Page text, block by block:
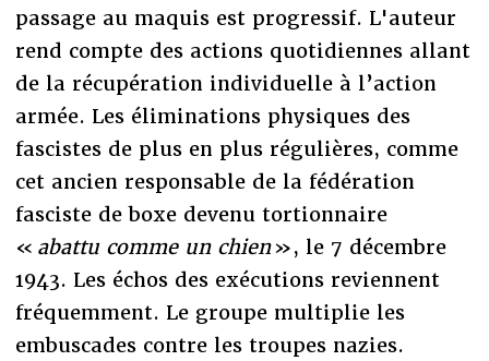
passage au maquis est progressif. L'auteur
rend compte des actions quotidiennes allant
de la récupération individuelle à l’action
armée. Les éliminations physiques des
fascistes de plus en plus régulières, comme
cet ancien responsable de la fédération
fasciste de boxe devenu tortionnaire
« abattu comme un chien», le 7 décembre
1943. Les échos des exécutions reviennent
fréquemment. Le groupe multiplie les
embuscades contre les troupes nazies.